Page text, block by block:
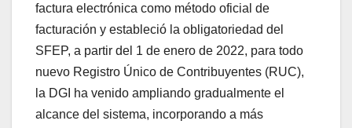
factura electrónica como método oficial de
facturación y estableció la obligatoriedad del
SFEP, a partir del 1 de enero de 2022, para todo
nuevo Registro Único de Contribuyentes (RUC),
la DGI ha venido ampliando gradualmente el
alcance del sistema, incorporando a más